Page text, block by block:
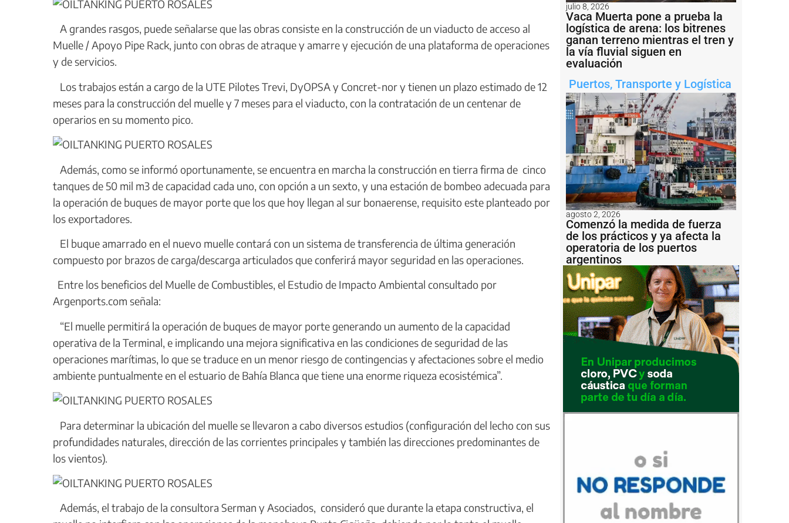
A grandes rasgos, puede señalarse que las obras consiste en la construcción de un viaducto de acceso al
Muelle / Apoyo Pipe Rack, junto con obras de atraque y amarre y ejecución de una plataforma de operaciones
y de servicios.
Los trabajos están a cargo de la UTE Pilotes Trevi, DyOPSA y Concret-nor y tienen un plazo estimado de 12
meses para la construcción del muelle y 7 meses para el viaducto, con la contratación de un centenar de
operarios en su momento pico.
Además, como se informó oportunamente, se encuentra en marcha la construcción en tierra firma de cinco
tanques de 50 mil m3 de capacidad cada uno, con opción a un sexto, y una estación de bombeo adecuada para
la operación de buques de mayor porte que los que hoy llegan al sur bonaerense, requisito este planteado por
los exportadores.
El buque amarrado en el nuevo muelle contará con un sistema de transferencia de última generación
compuesto por brazos de carga/descarga articulados que conferirá mayor seguridad en las operaciones.
Entre los beneficios del Muelle de Combustibles, el Estudio de Impacto Ambiental consultado por
Argenports.com señala:
“El muelle permitirá la operación de buques de mayor porte generando un aumento de la capacidad
operativa de la Terminal, e implicando una mejora significativa en las condiciones de seguridad de las
operaciones marítimas, lo que se traduce en un menor riesgo de contingencias y afectaciones sobre el medio
ambiente puntualmente en el estuario de Bahía Blanca que tiene una enorme riqueza ecosistémica”.
Para determinar la ubicación del muelle se llevaron a cabo diversos estudios (configuración del lecho con sus
profundidades naturales, dirección de las corrientes principales y también las direcciones predominantes de
los vientos).
Además, el trabajo de la consultora Serman y Asociados, consideró que durante la etapa constructiva, el
julio 8, 2026
Vaca Muerta pone a prueba la
logística de arena: los bitrenes
ganan terreno mientras el tren y
la vía fluvial siguen en
evaluación
Puertos, Transporte y Logística
agosto 2, 2026
Comenzó la medida de fuerza
de los prácticos y ya afecta la
operatoria de los puertos
argentinos